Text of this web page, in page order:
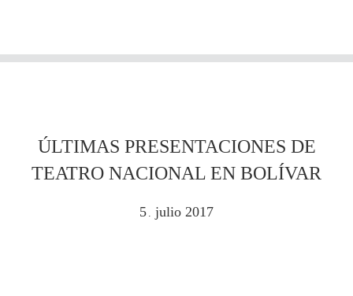
ÚLTIMAS PRESENTACIONES DE
TEATRO NACIONAL EN BOLÍVAR
5 . julio 2017